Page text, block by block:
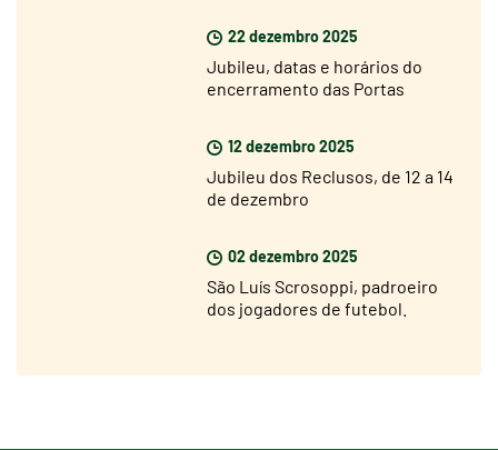
22 dezembro 2025
Jubileu, datas e horários do
encerramento das Portas
12 dezembro 2025
Jubileu dos Reclusos, de 12 a 14
de dezembro
02 dezembro 2025
São Luís Scrosoppi, padroeiro
dos jogadores de futebol.